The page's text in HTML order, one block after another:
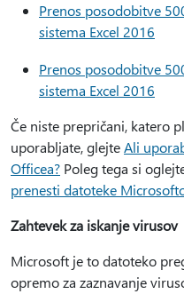
Prenos posodobitve
sistema Excel 2016
Prenos posodobitve
sistema Excel 2016
Če niste prepričani, katero
uporabljate, glejteAli
Officea? Poleg tega si
prenesti datoteke
Zahtevek za iskanje virusov
Microsoft je to datoteko
opremo za zaznavanje